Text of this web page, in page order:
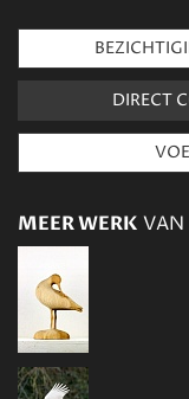
DIRECT
MEER WERK VAN